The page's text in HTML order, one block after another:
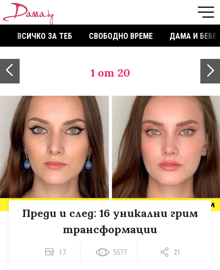
ВСИЧКО ЗА ТЕБ СВОБОДНО ВРЕМЕ ДАМА И БЕБЕ
1 от 20
Преди и след: 16 уникални грим
трансформации
17 5577 21